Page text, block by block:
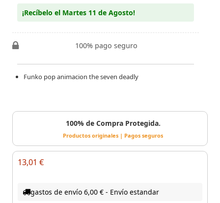
¡Recíbelo el Martes 11 de Agosto!
100% pago seguro
Funko pop animacion the seven deadly
100% de Compra Protegida.
Productos originales | Pagos seguros
13,01 €
gastos de envío 6,00 € - Envío estandar